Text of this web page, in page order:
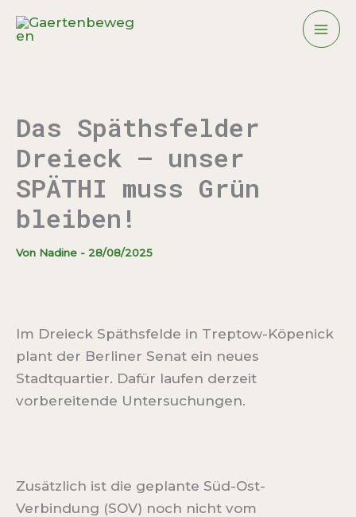
Inhalt
Das Späthsfelder
Dreieck – unser
SPÄTHI muss Grün
bleiben!
Von Nadine - 28/08/2025
Im Dreieck Späthsfelde in Treptow-Köpenick
plant der Berliner Senat ein neues
Stadtquartier. Dafür laufen derzeit
vorbereitende Untersuchungen.
Zusätzlich ist die geplante Süd-Ost-
Verbindung (SOV) noch nicht vom